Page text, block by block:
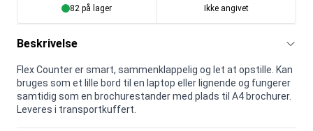
82 på lager Ikke angivet
Beskrivelse
Flex Counter er smart, sammenklappelig og let at opstille. Kan
bruges som et lille bord til en laptop eller lignende og fungerer
samtidig som en brochurestander med plads til A4 brochurer.
Leveres i transportkuffert.